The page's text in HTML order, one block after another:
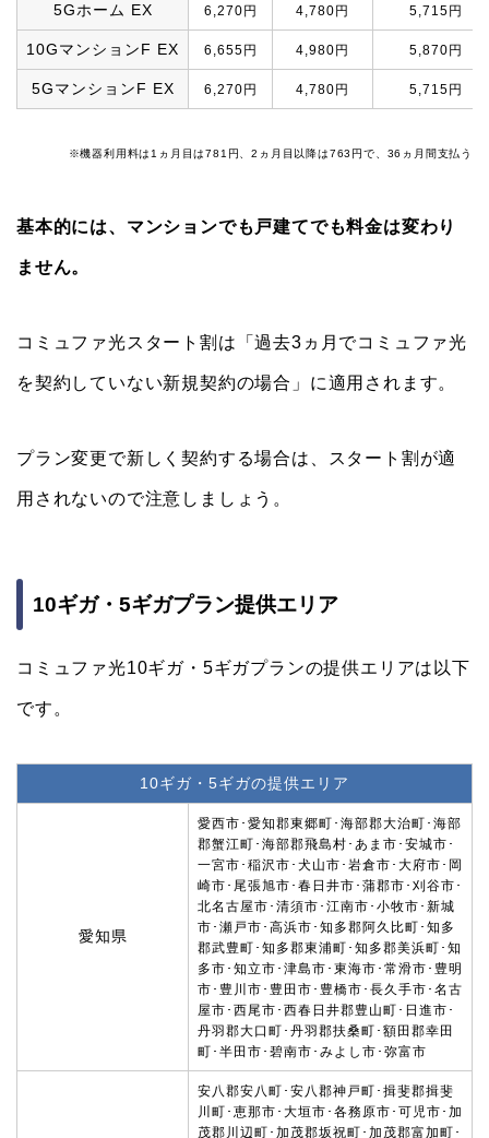
5Gホーム EX 6,270円 4,780円 5,715円
10GマンションF EX 6,655円 4,980円 5,870円
5GマンションF EX 6,270円 4,780円 5,715円
※機器利用料は1ヵ月目は781円、2ヵ月目以降は763円で、36ヵ月間支払う
基本的には、マンションでも戸建てでも料金は変わり
ません。
コミュファ光スタート割は「過去3ヵ月でコミュファ光
を契約していない新規契約の場合」に適用されます。
プラン変更で新しく契約する場合は、スタート割が適
用されないので注意しましょう。
10ギガ・5ギガプラン提供エリア
コミュファ光10ギガ・5ギガプランの提供エリアは以下
です。
10ギガ・5ギガの提供エリア
愛知県
愛西市･愛知郡東郷町･海部郡大治町･海部
郡蟹江町･海部郡飛島村･あま市･安城市･
一宮市･稲沢市･犬山市･岩倉市･大府市･岡
崎市･尾張旭市･春日井市･蒲郡市･刈谷市･
北名古屋市･清須市･江南市･小牧市･新城
市･瀬戸市･高浜市･知多郡阿久比町･知多
郡武豊町･知多郡東浦町･知多郡美浜町･知
多市･知立市･津島市･東海市･常滑市･豊明
市･豊川市･豊田市･豊橋市･長久手市･名古
屋市･西尾市･西春日井郡豊山町･日進市･
丹羽郡大口町･丹羽郡扶桑町･額田郡幸田
町･半田市･碧南市･みよし市･弥富市
安八郡安八町･安八郡神戸町･揖斐郡揖斐
川町･恵那市･大垣市･各務原市･可児市･加
茂郡川辺町･加茂郡坂祝町･加茂郡富加町･